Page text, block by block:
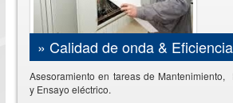
» Calidad de onda &
Asesoramiento en tareas de Mantenimiento,
y Ensayo eléctrico.